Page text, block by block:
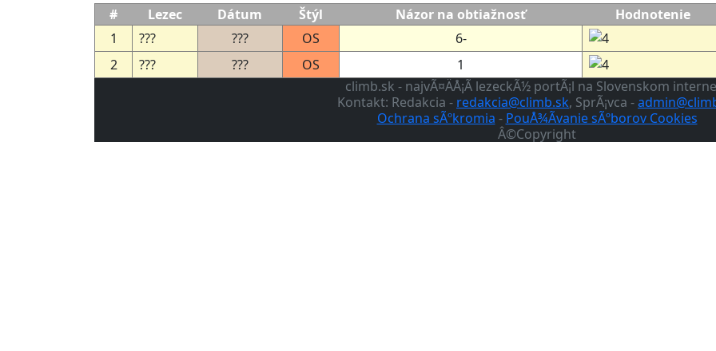
# Lezec Dátum Štýl Názor na obtiažnosť Hodnotenie
1
??? ??? OS 6-
2
??? ??? OS 1
climb.sk - najvÃ¤ÄÅ¡Ã­ lezeckÃ½ portÃ¡l na Slovenskom
Kontakt: Redakcia - redakcia@climb.sk, SprÃ¡vca -
Ochrana sÃºkromia - PouÅ¾Ã­vanie sÃºborov Cookies
Â©Copyright